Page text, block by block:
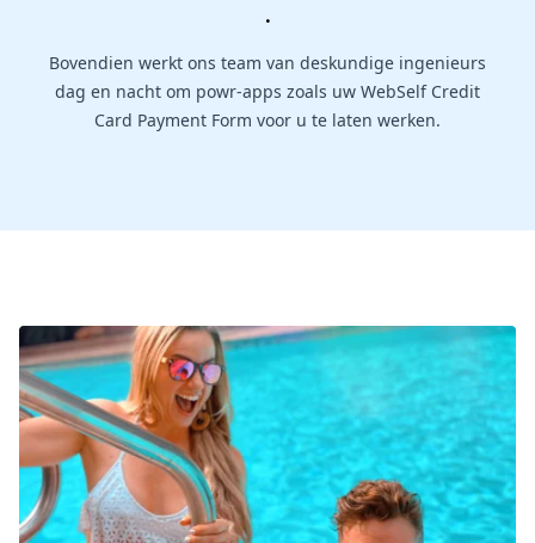
.
Bovendien werkt ons team van deskundige ingenieurs
dag en nacht om powr-apps zoals uw WebSelf Credit
Card Payment Form voor u te laten werken.